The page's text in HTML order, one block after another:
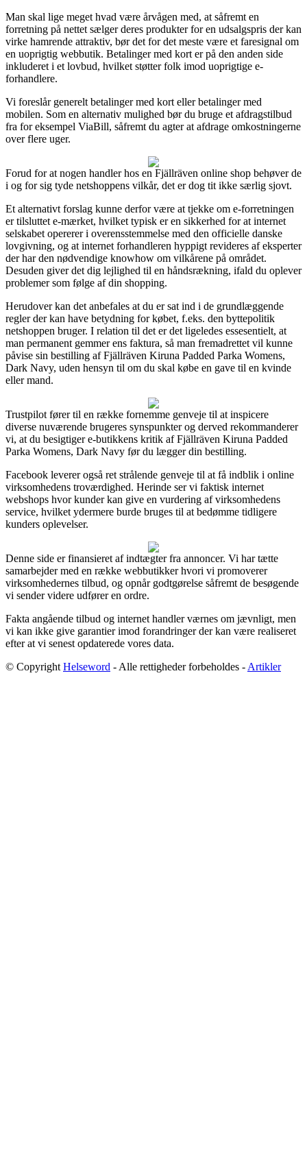
Man skal lige meget hvad være årvågen med, at såfremt en
forretning på nettet sælger deres produkter for en udsalgspris der kan
virke hamrende attraktiv, bør det for det meste være et faresignal om
en uoprigtig webbutik. Betalinger med kort er på den anden side
inkluderet i et lovbud, hvilket støtter folk imod uoprigtige e-
forhandlere.
Vi foreslår generelt betalinger med kort eller betalinger med
mobilen. Som en alternativ mulighed bør du bruge et afdragstilbud
fra for eksempel ViaBill, såfremt du agter at afdrage omkostningerne
over flere uger.
Forud for at nogen handler hos en Fjällräven online shop behøver de
i og for sig tyde netshoppens vilkår, det er dog tit ikke særlig sjovt.
Et alternativt forslag kunne derfor være at tjekke om e-forretningen
er tilsluttet e-mærket, hvilket typisk er en sikkerhed for at internet
selskabet opererer i overensstemmelse med den officielle danske
lovgivning, og at internet forhandleren hyppigt revideres af eksperter
der har den nødvendige knowhow om vilkårene på området.
Desuden giver det dig lejlighed til en håndsrækning, ifald du oplever
problemer som følge af din shopping.
Herudover kan det anbefales at du er sat ind i de grundlæggende
regler der kan have betydning for købet, f.eks. den byttepolitik
netshoppen bruger. I relation til det er det ligeledes essesentielt, at
man permanent gemmer ens faktura, så man fremadrettet vil kunne
påvise sin bestilling af Fjällräven Kiruna Padded Parka Womens,
Dark Navy, uden hensyn til om du skal købe en gave til en kvinde
eller mand.
Trustpilot fører til en række fornemme genveje til at inspicere
diverse nuværende brugeres synspunkter og derved rekommanderer
vi, at du besigtiger e-butikkens kritik af Fjällräven Kiruna Padded
Parka Womens, Dark Navy før du lægger din bestilling.
Facebook leverer også ret strålende genveje til at få indblik i online
virksomhedens troværdighed. Herinde ser vi faktisk internet
webshops hvor kunder kan give en vurdering af virksomhedens
service, hvilket ydermere burde bruges til at bedømme tidligere
kunders oplevelser.
Denne side er finansieret af indtægter fra annoncer. Vi har tætte
samarbejder med en række webbutikker hvori vi promoverer
virksomhedernes tilbud, og opnår godtgørelse såfremt de besøgende
vi sender videre udfører en ordre.
Fakta angående tilbud og internet handler værnes om jævnligt, men
vi kan ikke give garantier imod forandringer der kan være realiseret
efter at vi senest opdaterede vores data.
© Copyright Helseword - Alle rettigheder forbeholdes - Artikler